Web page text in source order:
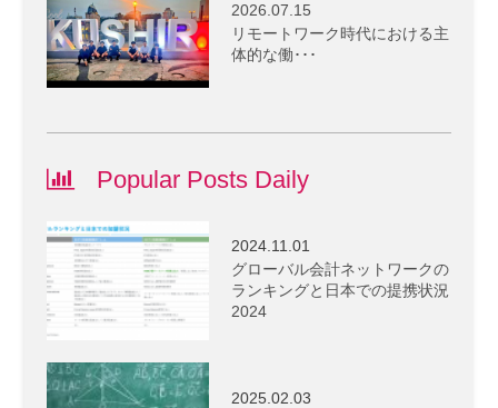
2026.07.15
リモートワーク時代における主
体的な働･･･
Popular Posts Daily
2024.11.01
グローバル会計ネットワークの
ランキングと日本での提携状況
2024
2025.02.03